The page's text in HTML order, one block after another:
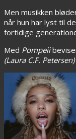
Men musikken
når hun har lyst til
fortidige
Med Pompeii
(Laura C.F. Petersen)